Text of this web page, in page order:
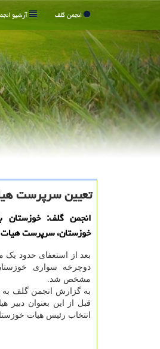
انجمن گلف آرشیو
تعیین سرپرست
انجمن گلف: خوزستان
خوزستان، سرپرست
بعد از استعفای حدود
دوچرخه سواری
مشخص شد.
به گزارش انجمن گلف به
قبل از این بعنوان دبیر
انتخاب رئیس هیات